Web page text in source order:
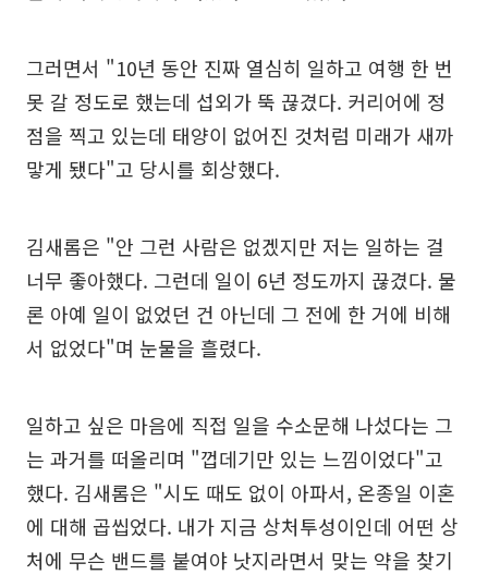
그러면서 "10년 동안 진짜 열심히 일하고 여행 한 번
못 갈 정도로 했는데 섭외가 뚝 끊겼다. 커리어에 정
점을 찍고 있는데 태양이 없어진 것처럼 미래가 새까
맣게 됐다"고 당시를 회상했다.
김새롬은 "안 그런 사람은 없겠지만 저는 일하는 걸
너무 좋아했다. 그런데 일이 6년 정도까지 끊겼다. 물
론 아예 일이 없었던 건 아닌데 그 전에 한 거에 비해
서 없었다"며 눈물을 흘렸다.
일하고 싶은 마음에 직접 일을 수소문해 나섰다는 그
는 과거를 떠올리며 "껍데기만 있는 느낌이었다"고
했다. 김새롬은 "시도 때도 없이 아파서, 온종일 이혼
에 대해 곱씹었다. 내가 지금 상처투성이인데 어떤 상
처에 무슨 밴드를 붙여야 낫지라면서 맞는 약을 찾기